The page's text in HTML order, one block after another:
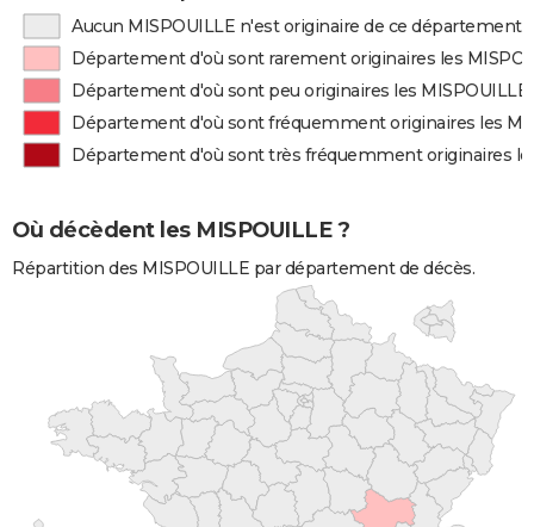
Aucun MISPOUILLE n'est originaire de ce département
Département d'où sont rarement originaires les
Département d'où sont peu originaires les MISPOUILLE
Département d'où sont fréquemment originaires les
Département d'où sont très fréquemment originaires
Où décèdent les MISPOUILLE ?
Répartition des MISPOUILLE par département de décès.